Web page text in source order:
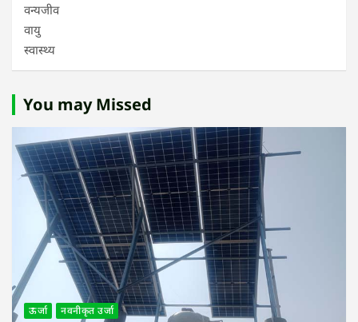
वन्यजीव
वायु
स्वास्थ्य
You may Missed
ऊर्जा नवनीकृत उर्जा